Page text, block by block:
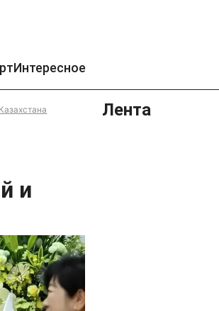
Интересное
и
Лента